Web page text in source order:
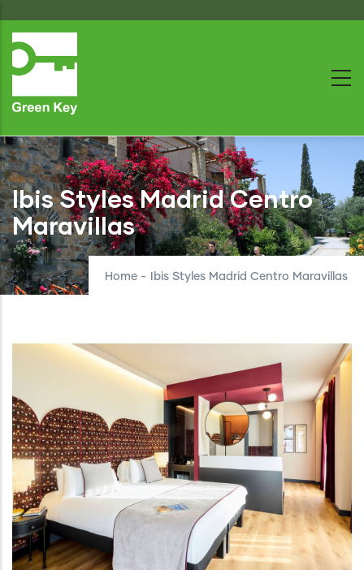
to
main
Ibis Styles Madrid Centro
Maravillas
Home - Ibis Styles Madrid Centro Maravillas